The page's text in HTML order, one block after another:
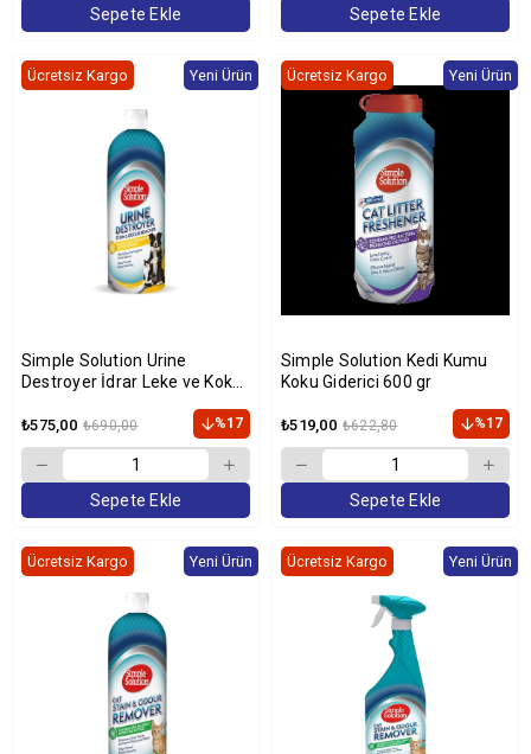
Sepete Ekle Sepete Ekle
Simple Solution Urine
Destroyer İdrar Leke ve Koku
₺575,00 ₺690,00 %17
Ücretsiz Kargo Yeni Ürün
Sepete Ekle
Simple Solution Kedi Kumu
Koku Giderici 600 gr
₺519,00 ₺622,80 %17
Ücretsiz Kargo Yeni Ürün
Sepete Ekle
Ücretsiz Kargo Yeni Ürün Ücretsiz Kargo Yeni Ürün